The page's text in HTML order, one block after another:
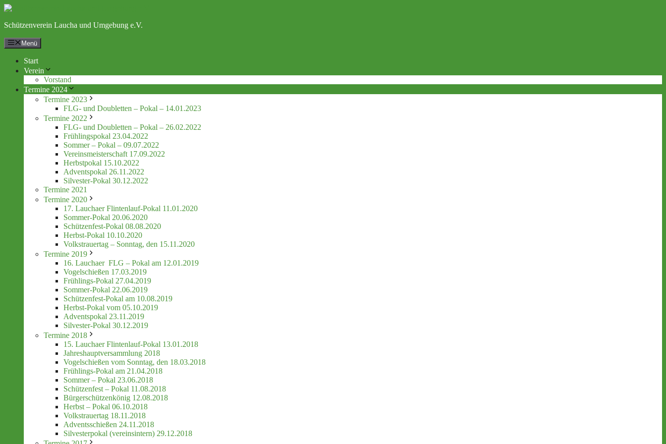
Zum
springen
Schützenverein Laucha und Umgebung e.V.
Menü
Start
Verein
Vorstand
Termine 2024
Termine 2023
FLG- und Doubletten – Pokal – 14.01.2023
Termine 2022
FLG- und Doubletten – Pokal – 26.02.2022
Frühlingspokal 23.04.2022
Sommer – Pokal – 09.07.2022
Vereinsmeisterschaft 17.09.2022
Herbstpokal 15.10.2022
Adventspokal 26.11.2022
Silvester-Pokal 30.12.2022
Termine 2021
Termine 2020
17. Lauchaer Flintenlauf-Pokal 11.01.2020
Sommer-Pokal 20.06.2020
Schützenfest-Pokal 08.08.2020
Herbst-Pokal 10.10.2020
Volkstrauertag – Sonntag, den 15.11.2020
Termine 2019
16. Lauchaer FLG – Pokal am 12.01.2019
Vogelschießen 17.03.2019
Frühlings-Pokal 27.04.2019
Sommer-Pokal 22.06.2019
Schützenfest-Pokal am 10.08.2019
Herbst-Pokal vom 05.10.2019
Adventspokal 23.11.2019
Silvester-Pokal 30.12.2019
Termine 2018
15. Lauchaer Flintenlauf-Pokal 13.01.2018
Jahreshauptversammlung 2018
Vogelschießen vom Sonntag, den 18.03.2018
Frühlings-Pokal am 21.04.2018
Sommer – Pokal 23.06.2018
Schützenfest – Pokal 11.08.2018
Bürgerschützenkönig 12.08.2018
Herbst – Pokal 06.10.2018
Volkstrauertag 18.11.2018
Adventsschießen 24.11.2018
Silvesterpokal (vereinsintern) 29.12.2018